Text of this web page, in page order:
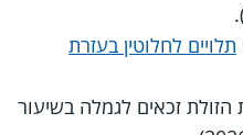
תלויים לחלוטין בעזרת
הזולת זכאים לגמלה בשיעור